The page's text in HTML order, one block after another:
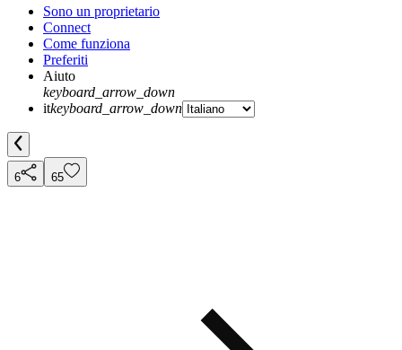
Sono un proprietario
Connect
Come funziona
Preferiti
Aiuto
keyboard_arrow_down
itkeyboard_arrow_down
6 65